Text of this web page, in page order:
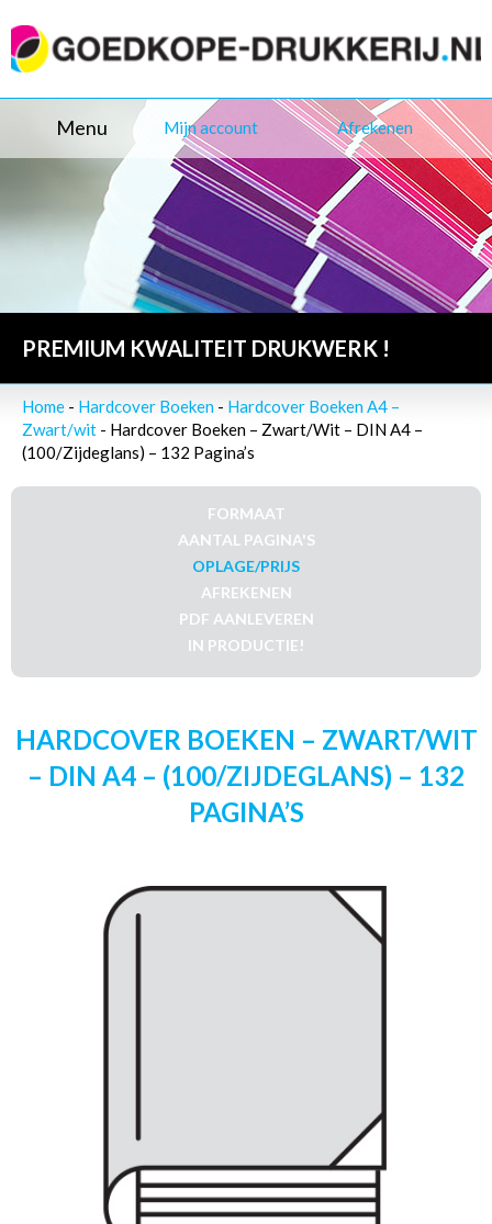
Menu Mijn account Afrekenen
PREMIUM KWALITEIT DRUKWERK !
Home - Hardcover Boeken - Hardcover Boeken A4 –
Zwart/wit - Hardcover Boeken – Zwart/Wit – DIN A4 –
(100/Zijdeglans) – 132 Pagina’s
FORMAAT
AANTAL PAGINA'S
OPLAGE/PRIJS
AFREKENEN
PDF AANLEVEREN
IN PRODUCTIE!
HARDCOVER BOEKEN – ZWART/WIT
– DIN A4 – (100/ZIJDEGLANS) – 132
PAGINA’S